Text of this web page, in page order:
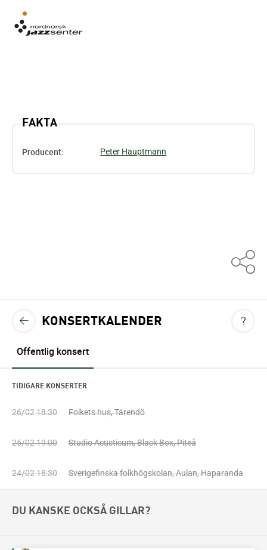
FAKTA
Producent: Peter Hauptmann
<TILLBAKA TILL KONSERTKALENDERN ?
KONSERTKALENDER
Offentlig konsert
TIDIGARE KONSERTER
26/02 18:30 Folkets hus, Tärendö
25/02 19:00 Studio Acusticum, Black Box, Piteå
24/02 18:30 Sverigefinska folkhögskolan, Aulan, Haparanda
DU KANSKE OCKSÅ GILLAR?